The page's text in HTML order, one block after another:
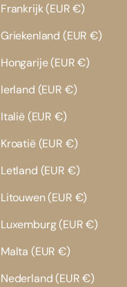
Frankrijk(EUR €)
Griekenland (EUR €)
Hongarije(EUR €)
Ierland (EUR €)
Italië(EUR €)
Kroatië(EUR €)
Letland (EUR €)
Litouwen(EUR €)
Luxemburg(EUR €)
Malta (EUR €)
Nederland(EUR €)